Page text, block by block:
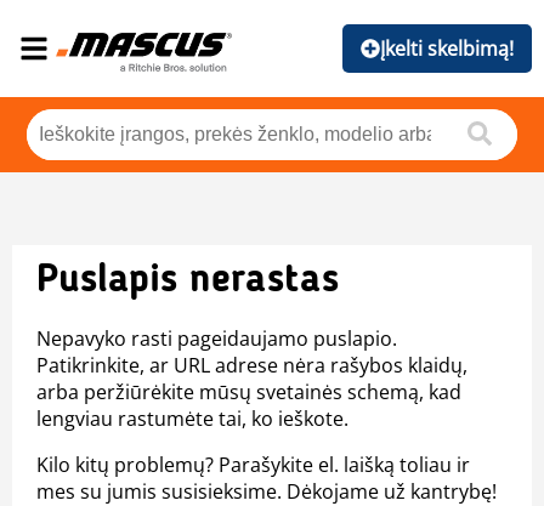
Įkelti skelbimą!
Puslapis nerastas
Nepavyko rasti pageidaujamo puslapio.
Patikrinkite, ar URL adrese nėra rašybos klaidų,
arba peržiūrėkite mūsų svetainės schemą, kad
lengviau rastumėte tai, ko ieškote.
Kilo kitų problemų? Parašykite el. laišką toliau ir
mes su jumis susisieksime. Dėkojame už kantrybę!